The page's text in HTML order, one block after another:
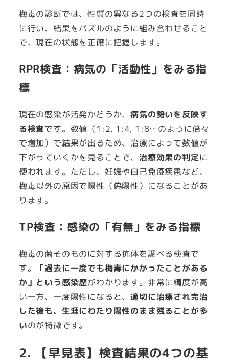
梅毒の診断では、性質の異なる2つの検査を同時
に行い、結果をパズルのように組み合わせること
で、現在の状態を正確に把握します。
RPR検査：病気の「活動性」をみる指
標
現在の感染が活発かどうか、病気の勢いを反映す
る検査です。数値（1:2, 1:4, 1:8…のように倍々
で増加）で結果が出るため、治療によって数値が
下がっていくかを見ることで、 治療効果の判定に
使われます。ただし、妊娠や自己免疫疾患など、
梅毒以外の原因で陽性（偽陽性）になることがあ
ります。
TP検査：感染の「有無」をみる指標
梅毒の菌そのものに対する抗体を調べる検査で
す。
「過去に一度でも梅毒にかかったことがある
か」という感染歴がわかります。非常に精度が高
い一方、一度陽性になると、適切に治療され完治
した後も、生涯にわたり陽性のまま残ることが多
いのが特徴です。
2. 【早見表】検査結果の4つの基